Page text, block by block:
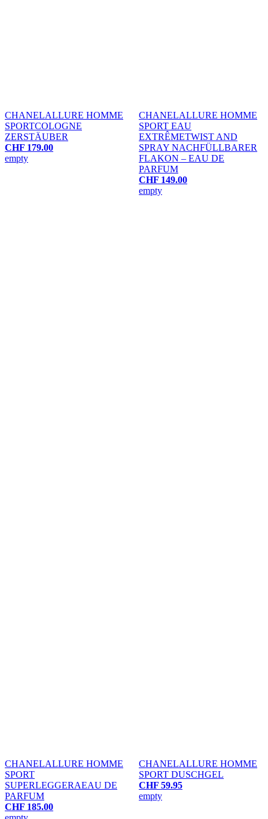
CHANELALLURE HOMME
SPORTCOLOGNE
ZERSTÄUBER
CHF 179.00
empty
CHANELALLURE HOMME
SPORT EAU
EXTRÊMETWIST AND
SPRAY NACHFÜLLBARER
FLAKON – EAU DE
PARFUM
CHF 149.00
empty
CHANELALLURE HOMME
SPORT
SUPERLEGGERAEAU DE
PARFUM
CHF 185.00
CHANELALLURE HOMME
SPORT DUSCHGEL
CHF 59.95
empty